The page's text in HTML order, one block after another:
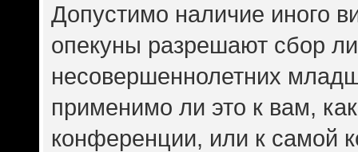
Допустимо наличие иного
опекуны разрешают сбор
несовершеннолетних
применимо ли это к вам,
конференции, или к самой